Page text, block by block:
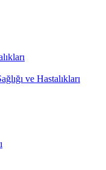
ve Hastalıkları